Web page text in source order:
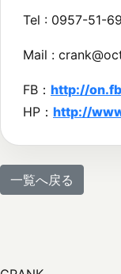
Tel : 0957-51-
Mail :
FB： http://
HP： http://
一覧へ戻る